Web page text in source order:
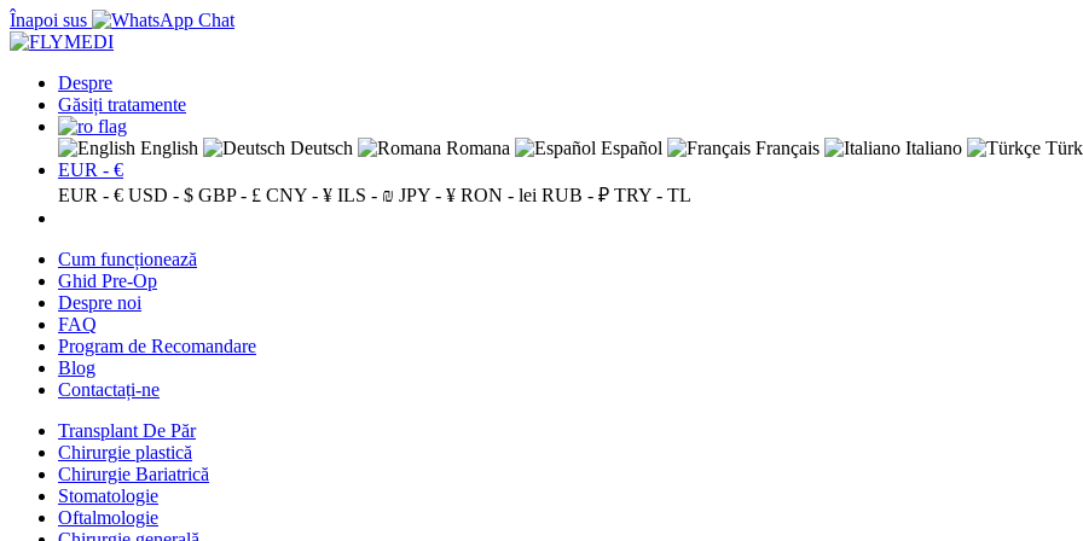
Înapoi sus
Despre
Găsiți tratamente
English Deutsch Romana Español Français Italiano
EUR - €
EUR - € USD - $ GBP - £ CNY - ¥ ILS - ₪ JPY - ¥ RON - lei RUB - ₽ TRY - TL
Cum funcționează
Ghid Pre-Op
Despre noi
FAQ
Program de Recomandare
Blog
Contactați-ne
Transplant De Păr
Chirurgie plastică
Chirurgie Bariatrică
Stomatologie
Oftalmologie